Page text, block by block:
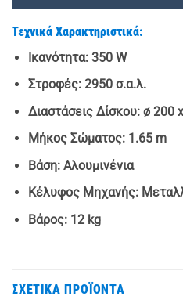
Τεχνικά Χαρακτηριστικά:
Ικανότητα:350 W
Στροφές:2950 σ.α.λ.
Διαστάσεις Δίσκου:ø 200
Μήκος Σώματος:1.65 m
Βάση:Αλουμινένια
Κέλυφος Μηχανής:
Βάρος:12 kg
ΣΧΕΤΙΚΆ ΠΡΟΪΌΝΤΑ